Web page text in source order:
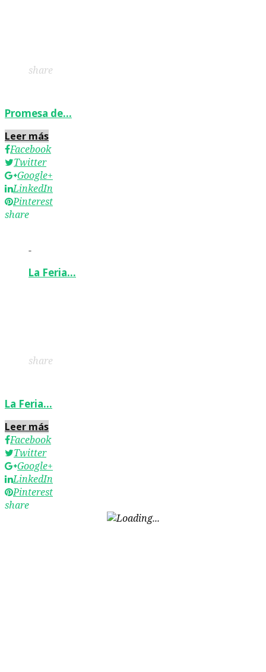
share
Promesa de…
Leer más
Facebook
Twitter
Google+
LinkedIn
Pinterest
share
-
La Feria…
share
La Feria…
Leer más
Facebook
Twitter
Google+
LinkedIn
Pinterest
share